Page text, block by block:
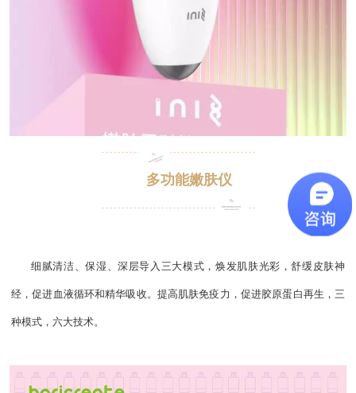
多功能嫩肤仪
细腻清洁、保湿、深层导入三大模式 ，焕发肌肤光彩，舒缓皮肤神
经，促进血液循环和精华吸收。 提高肌肤免疫力，促进胶原蛋白再生， 三
种模式，六大技术。